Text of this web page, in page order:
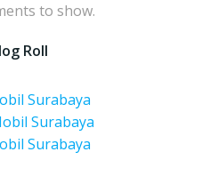
to show.
Roll
Surabaya
Surabaya
Surabaya